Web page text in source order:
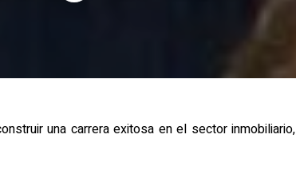
una carrera exitosa en el sector inmobiliario,